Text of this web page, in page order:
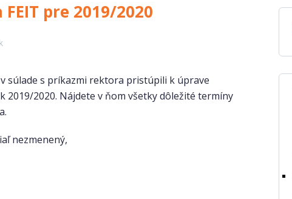
pre 2019/2020
súlade s príkazmi rektora pristúpili k úprave
2019/2020. Nájdete v ňom všetky dôležité termíny
nezmenený,